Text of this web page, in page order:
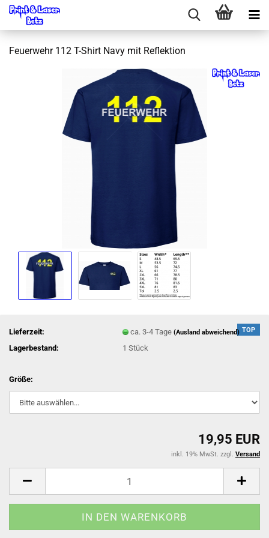
Feuerwehr 112 T-Shirt Navy mit Reflektion
TOP
Lieferzeit: ca. 3-4 Tage(Ausland abweichend)
Lagerbestand: 1Stück
Größe:
19,95 EUR
inkl. 19% MwSt. zzgl. Versand